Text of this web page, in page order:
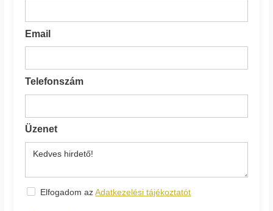
Email
Telefonszám
Üzenet
Elfogadom azAdatkezelési tájékoztatót